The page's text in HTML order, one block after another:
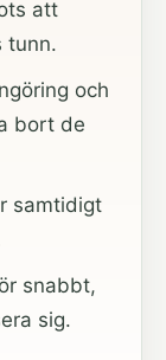
att
tunn.
och
bort de
samtidigt
snabbt,
sig.